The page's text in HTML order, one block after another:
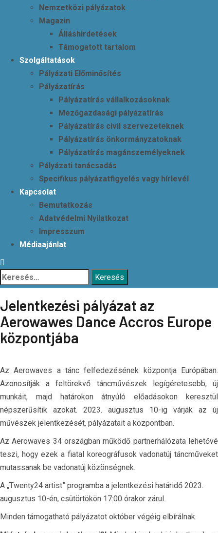
Nemzetközi pályázatok
Magazin
Álláshirdetések
Támogatott tartalom
Szolgáltatások
Pályázati Előminősítés
Pályázatírás
Pályázatírás vállalkozásoknak
Mezőgazdasági pályázatírás
Pályázatírás civil szervezeteknek
Pályázatírás önkormányzatoknak
Pályázatírás magánszemélyeknek
Pályázati tanácsadás
Specifikus pályázatfigyelés vagy hírlevél
Kapcsolat
Bemutatkozás
Adatvédelmi Nyilatkozat
Impresszum
Médiaajánlat
Keresés:
Jelentkezési pályázat az
Aerowawes Dance Accros Europe
központjába
Az Aerowaves a tánc felfedezésének központja Európában.
Azonosítják a feltörekvő táncművészek legígéretesebb, új
munkáit, majd határokon átnyúló előadásokon keresztül
népszerűsítik azokat. 2023. augusztus 10-ig várják az új
művészek jelentkezését, pályázatait a központban.
Az Aerowaves 34 országban működő partnerhálózata lehetővé
teszi, hogy ezek a fiatal koreográfusok vadonatúj táncműveket
mutassanak be vadonatúj közönségnek.
A „Twenty24 artist” programba a jelentkezési határidő 2023.
augusztus 10-én, csütörtökön 17:00 órakor zárul.
Minden támogatható pályázatot október végéig elbírálnak.